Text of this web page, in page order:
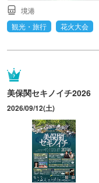
境港
観光・旅行
花火大会
美保関セキノイチ2026
2026/09/12(土)